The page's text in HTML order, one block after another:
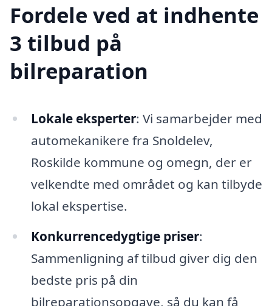
Fordele ved at indhente
3 tilbud på
bilreparation
Lokale eksperter: Vi samarbejder med
automekanikere fra Snoldelev,
Roskilde kommune og omegn, der er
velkendte med området og kan tilbyde
lokal ekspertise.
Konkurrencedygtige priser:
Sammenligning af tilbud giver dig den
bedste pris på din
bilreparationsopgave, så du kan få